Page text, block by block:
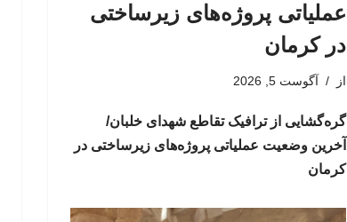
عملیاتی پروژه‌های زیرساختی
در کرمان
از آگوست 5, 2026
گره‌گشایی از ترافیک تقاطع شهدای خلبان/
آخرین وضعیت عملیاتی پروژه‌های زیرساختی در
کرمان